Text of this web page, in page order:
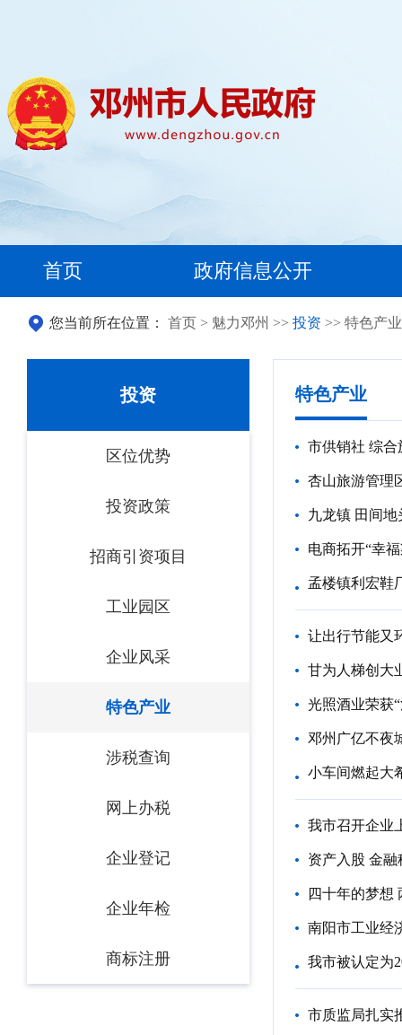
首页 政府信息公开
您当前所在位置： 首页 > 魅力邓州 >> 投资 >> 特色产业
投资
区位优势
投资政策
招商引资项目
工业园区
企业风采
特色产业
涉税查询
网上办税
企业登记
企业年检
商标注册
特色产业
市供销社 综合
杏山旅游管理
九龙镇 田间地
电商拓开“幸
孟楼镇利宏鞋
让出行节能又
甘为人梯创大
光照酒业荣获
邓州广亿不夜
小车间燃起大
我市召开企业
资产入股 金
四十年的梦
南阳市工业经
我市被认定为
市质监局扎实